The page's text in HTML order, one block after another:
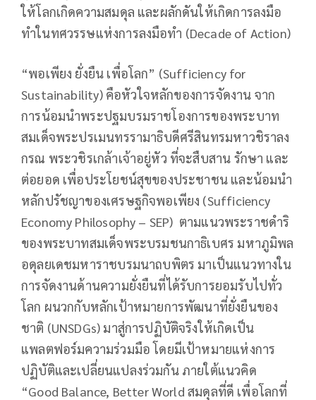
ให้โลกเกิดความสมดุล และผลักดันให้เกิดการลงมือ
ทำในทศวรรษแห่งการลงมือทำ (Decade of Action)
“พอเพียง ยั่งยืน เพื่อโลก” (Sufficiency for
Sustainability) คือหัวใจหลักของการจัดงาน จาก
การน้อมนำพระปฐมบรมราชโองการของพระบาท
สมเด็จพระปรเมนทรรามาธิบดีศรีสินทรมหาวชิราลง
กรณ พระวชิรเกล้าเจ้าอยู่หัว ที่จะสืบสาน รักษา และ
ต่อยอด เพื่อประโยชน์สุขของประชาชน และน้อมนำ
หลักปรัชญาของเศรษฐกิจพอเพียง (Sufficiency
Economy Philosophy – SEP) ตามแนวพระราชดำริ
ของพระบาทสมเด็จพระบรมชนกาธิเบศร มหาภูมิพล
อดุลยเดชมหาราชบรมนาถบพิตร มาเป็นแนวทางใน
การจัดงานด้านความยั่งยืนที่ได้รับการยอมรับไปทั่ว
โลก ผนวกกับหลักเป้าหมายการพัฒนาที่ยั่งยืนของ
ชาติ (UNSDGs) มาสู่การปฏิบัติจริงให้เกิดเป็น
แพลตฟอร์มความร่วมมือ โดยมีเป้าหมายแห่งการ
ปฏิบัติและเปลี่ยนแปลงร่วมกัน ภายใต้แนวคิด
“Good Balance, Better World สมดุลที่ดี เพื่อโลกที่